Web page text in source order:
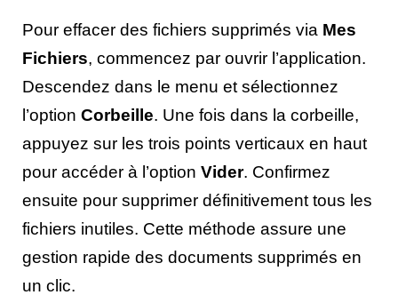
Pour effacer des fichiers supprimés via Mes
Fichiers, commencez par ouvrir l’application.
Descendez dans le menu et sélectionnez
l’option Corbeille. Une fois dans la corbeille,
appuyez sur les trois points verticaux en haut
pour accéder à l’option Vider. Confirmez
ensuite pour supprimer définitivement tous les
fichiers inutiles. Cette méthode assure une
gestion rapide des documents supprimés en
un clic.